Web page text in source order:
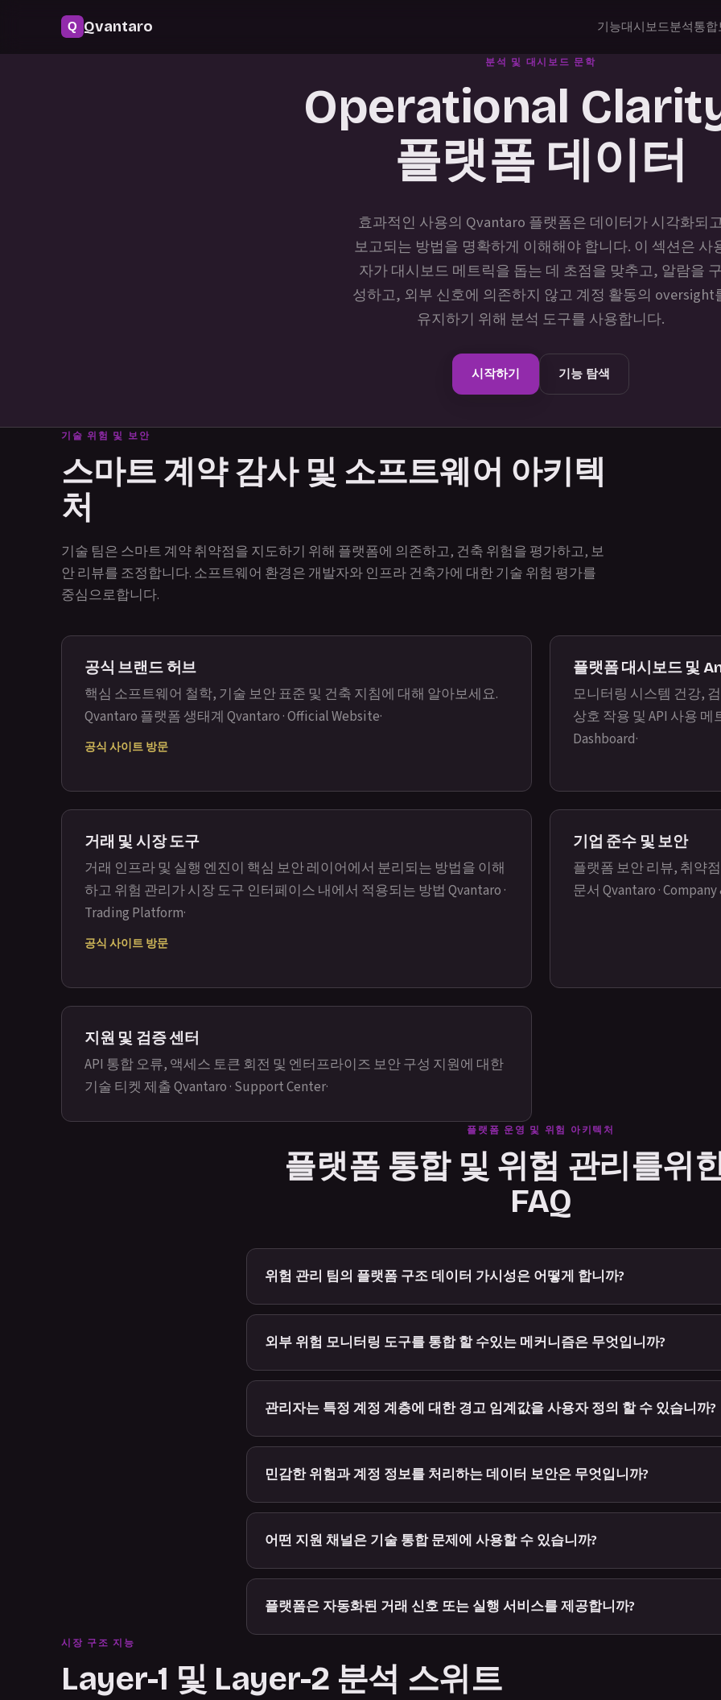
Qvantaro 기능대시보드분석통합
분석 및 대시보드 문학
Operational
플랫폼 데이터
효과적인 사용의 Qvantaro 플랫폼은 데이터가 시각화되
보고되는 방법을 명확하게 이해해야 합니다. 이 섹션은 사
자가 대시보드 메트릭을 돕는 데 초점을 맞추고, 알람을
성하고, 외부 신호에 의존하지 않고 계정 활동의 oversight
유지하기 위해 분석 도구를 사용합니다.
시작하기 기능 탐색
기술 위험 및 보안
스마트 계약 감사 및 소프트웨어 아키텍
처
기술 팀은 스마트 계약 취약점을 지도하기 위해 플랫폼에 의존하고, 건축 위험을 평가하고, 보
안 리뷰를 조정합니다. 소프트웨어 환경은 개발자와 인프라 건축가에 대한 기술 위험 평가를
중심으로합니다.
공식 브랜드 허브
핵심 소프트웨어 철학, 기술 보안 표준 및 건축 지침에 대해 알아보세요.
Qvantaro 플랫폼 생태계 Qvantaro · Official Website·
공식 사이트 방문
플랫폼 대시보드 및
모니터링 시스템 건강,
상호 작용 및 API 사용
Dashboard·
거래 및 시장 도구
거래 인프라 및 실행 엔진이 핵심 보안 레이어에서 분리되는 방법을 이해
하고 위험 관리가 시장 도구 인터페이스 내에서 적용되는 방법 Qvantaro ·
Trading Platform·
공식 사이트 방문
기업 준수 및 보안
플랫폼 보안 리뷰, 취약
문서 Qvantaro ·
지원 및 검증 센터
API 통합 오류, 액세스 토큰 회전 및 엔터프라이즈 보안 구성 지원에 대한
기술 티켓 제출Qvantaro · Support Center·
플랫폼 운영 및 위험 아키텍처
플랫폼 통합 및 위험 관리를위
FAQ
위험 관리 팀의 플랫폼 구조 데이터 가시성은 어떻게 합니까?
외부 위험 모니터링 도구를 통합 할 수있는 메커니즘은 무엇입니까?
관리자는 특정 계정 계층에 대한 경고 임계값을 사용자 정의 할 수 있습니까?
민감한 위험과 계정 정보를 처리하는 데이터 보안은 무엇입니까?
어떤 지원 채널은 기술 통합 문제에 사용할 수 있습니까?
플랫폼은 자동화된 거래 신호 또는 실행 서비스를 제공합니까?
시장 구조 지능
Layer-1 및 Layer-2 분석 스위트